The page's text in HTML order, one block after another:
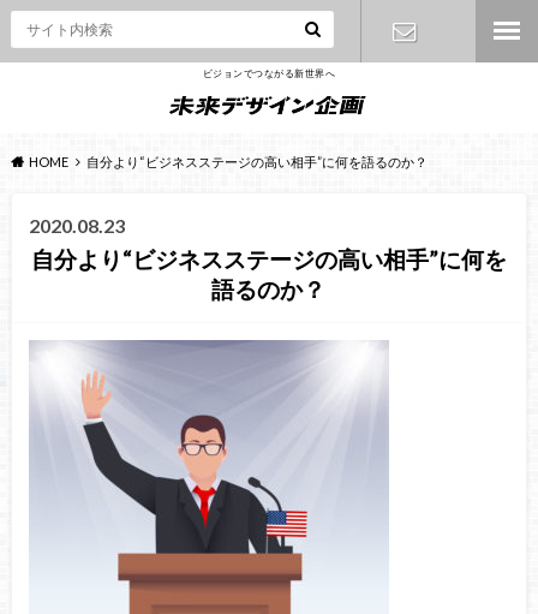
ビジョンでつながる新世界へ
HOME 自分より“ビジネスステージの高い相手”に何を語るのか？
2020.08.23
自分より“ビジネスステージの高い相手”に何を
語るのか？